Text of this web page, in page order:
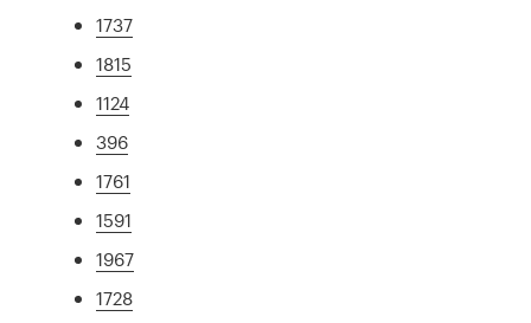
1737
1815
1124
396
1761
1591
1967
1728